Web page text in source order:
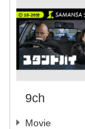
9ch
Movie